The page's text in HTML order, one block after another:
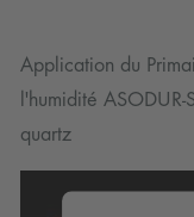
Application du
l'humidité
quartz